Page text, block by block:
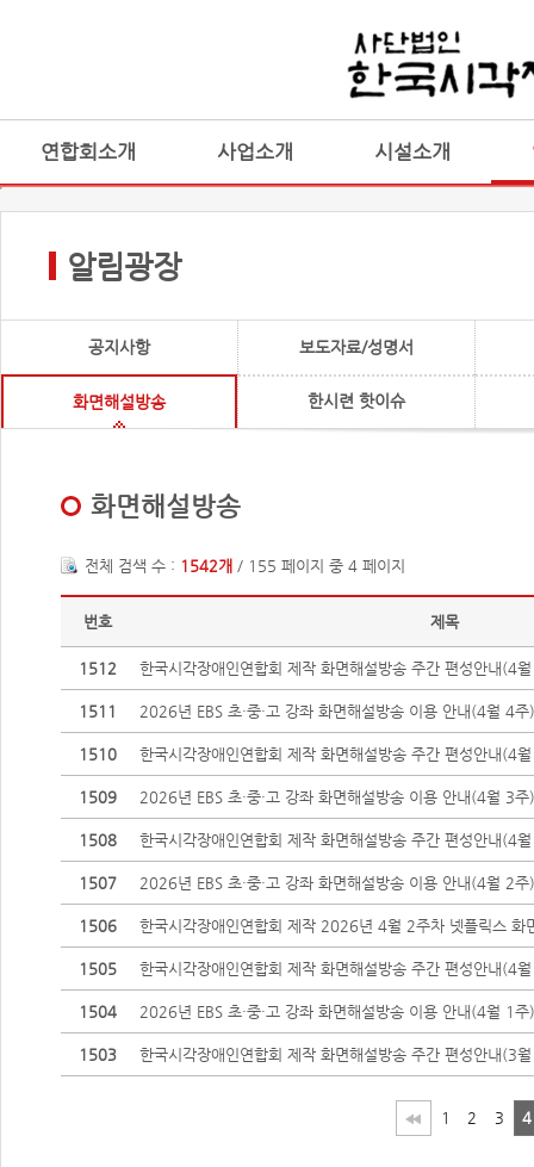
연합회소개 사업소개 시설소개
알림광장
공지사항 보도자료/성명서
화면해설방송 한시련 핫이슈
화면해설방송
전체 검색 수 : 1542개 / 155 페이지 중 4 페이지
번호 제목
1512 한국시각장애인연합회 제작 화면해설방송 주간 편성안내(4
1511 2026년 EBS 초·중·고 강좌 화면해설방송 이용 안내(4월 4주)
1510 한국시각장애인연합회 제작 화면해설방송 주간 편성안내(4
1509 2026년 EBS 초·중·고 강좌 화면해설방송 이용 안내(4월 3주)
1508 한국시각장애인연합회 제작 화면해설방송 주간 편성안내(4
1507 2026년 EBS 초·중·고 강좌 화면해설방송 이용 안내(4월 2주)
1506 한국시각장애인연합회 제작 2026년 4월 2주차 넷플릭스 화
1505 한국시각장애인연합회 제작 화면해설방송 주간 편성안내(4
1504 2026년 EBS 초·중·고 강좌 화면해설방송 이용 안내(4월 1주)
1503 한국시각장애인연합회 제작 화면해설방송 주간 편성안내(3
1 2 3 4